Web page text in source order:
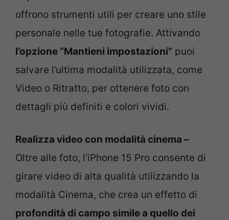
offrono strumenti utili per creare uno stile
personale nelle tue fotografie. Attivando
l’opzione “Mantieni impostazioni” puoi
salvare l’ultima modalità utilizzata, come
Video o Ritratto, per ottenere foto con
dettagli più definiti e colori vividi.
Realizza video con modalità cinema –
Oltre alle foto, l’iPhone 15 Pro consente di
girare video di alta qualità utilizzando la
modalità Cinema, che crea un effetto di
profondità di campo simile a quello dei